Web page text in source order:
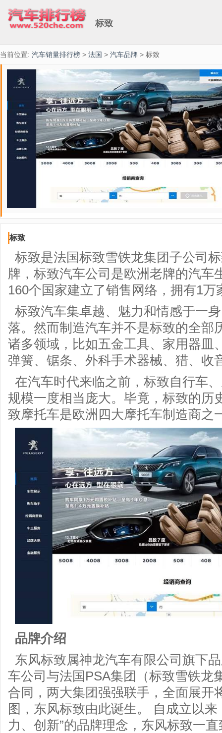
标致
当前位置: 汽车销量排行榜 > 法国 > 汽车品牌 > 标致
标致
标致是法国标致雪铁龙集团子公司
牌，标致汽车公司是欧洲老牌的汽车
160个国家建立了销售网络，拥有1万
标致汽车集卓越、魅力和情感于一
落。然而制造汽车并不是标致的全部
诸多领域，比如五金工具、家用器皿
弹簧、锯条、外科手术器械、猎、收
在汽车时代来临之前，标致自行车
规模一度相当庞大。毕竟，标致的历
致摩托车是欧洲四大摩托车制造商之
品牌介绍
东风标致属神龙汽车有限公司旗下
车公司与法国PSA集团（标致雪铁龙
合同，两大集团强强联手，全面展开
图，东风标致由此诞生。 自成立以
力、创新”的品牌理念，东风标致一